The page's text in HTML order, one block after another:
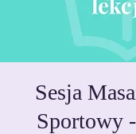
Sesja
Sportowy